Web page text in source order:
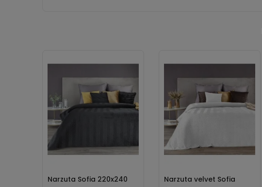
Narzuta Sofia 220x240
Narzuta velvet Sofia